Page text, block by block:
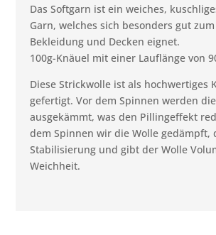
Das Softgarn ist ein weiches,
Garn, welches sich besonders gut
Bekleidung und Decken eignet.
100g-Knäuel mit einer Lauflänge von
Diese Strickwolle ist als hochwertiges
gefertigt. Vor dem Spinnen werden
ausgekämmt, was den Pillingeffekt
dem Spinnen wir die Wolle gedämpft,
Stabilisierung und gibt der Wolle
Weichheit.